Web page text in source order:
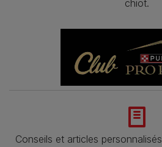
chiot.
Conseils et articles